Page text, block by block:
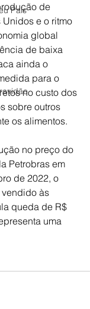
País
de
e o ritmo
global
de baixa
ainda o
para o
no custo dos
sobre outros
os alimentos.
no preço do
Petrobras em
de 2022, o
às
queda de R$
uma